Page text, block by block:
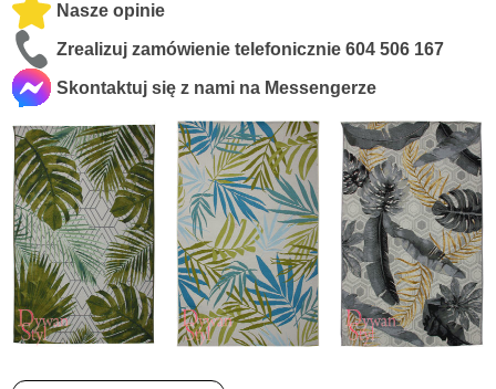
Nasze opinie
Zrealizuj zamówienie telefonicznie604 506 167
Skontaktuj się z nami na Messengerze